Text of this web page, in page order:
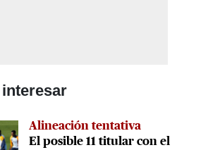
interesar
Alineación tentativa
El posible 11 titular con el